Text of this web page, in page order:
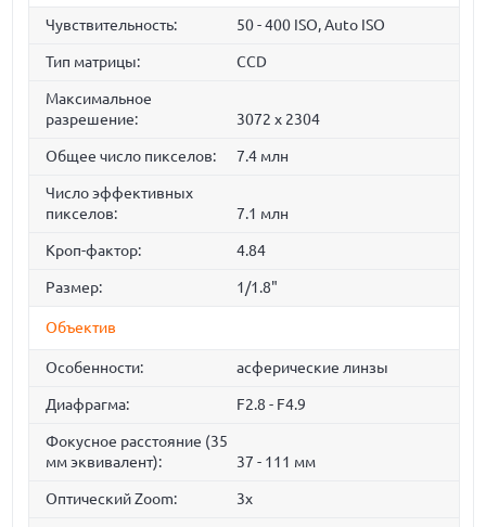
Чувствительность: 50 - 400 ISO, Auto ISO
Тип матрицы: СCD
Максимальное
разрешение:
3072 x 2304
Общее число пикселов: 7.4 млн
Число эффективных
пикселов:
7.1 млн
Кроп-фактор: 4.84
Размер: 1/1.8"
Объектив
Особенности: асферические линзы
Диафрагма: F2.8 - F4.9
Фокусное расстояние (35
мм эквивалент):
37 - 111 мм
Оптический Zoom: 3x